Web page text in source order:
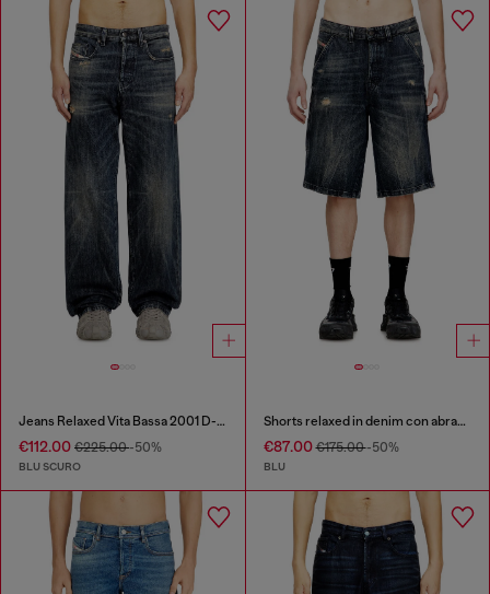
Jeans Relaxed Vita Bassa 2001 D-Macro
€112.00 €225.00-50%
BLU SCURO
Shorts relaxed in denim con abrasioni
€87.00€175.00-50%
BLU